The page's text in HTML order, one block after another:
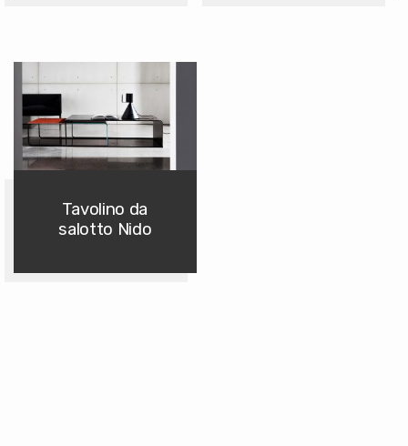
Tavolino da
salotto Nido